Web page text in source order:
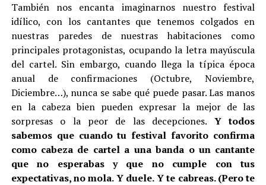
También nos encanta imaginarnos nuestro festival
idílico, con los cantantes que tenemos colgados en
nuestras paredes de nuestras habitaciones como
principales protagonistas, ocupando la letra mayúscula
del cartel. Sin embargo, cuando llega la típica época
anual de confirmaciones (Octubre, Noviembre,
Diciembre…), nunca se sabe qué puede pasar. Las manos
en la cabeza bien pueden expresar la mejor de las
sorpresas o la peor de las decepciones. Y todos
sabemos que cuando tu festival favorito confirma
como cabeza de cartel a una banda o un cantante
que no esperabas y que no cumple con tus
expectativas, no mola. Y duele. Y te cabreas. (Pero te